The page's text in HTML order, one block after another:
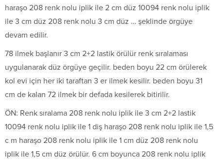
haraşo 208 renk nolu iplik ile 2 cm düz 10094 renk nolu iplik
ile 3 cm düz 208 renk nolu 3 cm düz … şeklinde örgüye
devam edilir.
78 ilmek başlanır 3 cm 2+2 lastik örülür renk sıralaması
uygulanarak düz örgüye geçilir. beden boyu 22 cm örülerek
kol evi için her iki taraftan 3 er ilmek kesilir. beden boyu 31
cm de kalan 72 ilmek bir defada kesilerek bitirilir.
ÖN: Renk sıralama 208 renk nolu iplik ile 3 cm 2+2 lastik
10094 renk nolu iplik ile 1 diş haraşo 208 renk nolu iplik ile 1,5
c m haraşo 208 renk nolu iplik ile 1 cm düz 208 renk nolu
iplik ile 1,5 cm düz örülür. 6 cm boyunca 208 renk nolu iplik